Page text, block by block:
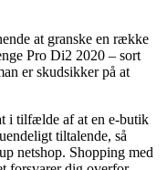
at granske en række
Pro Di2 2020 – sort
er skudsikker på at
i tilfælde af at en e-butik
tiltalende, så
netshop. Shopping med